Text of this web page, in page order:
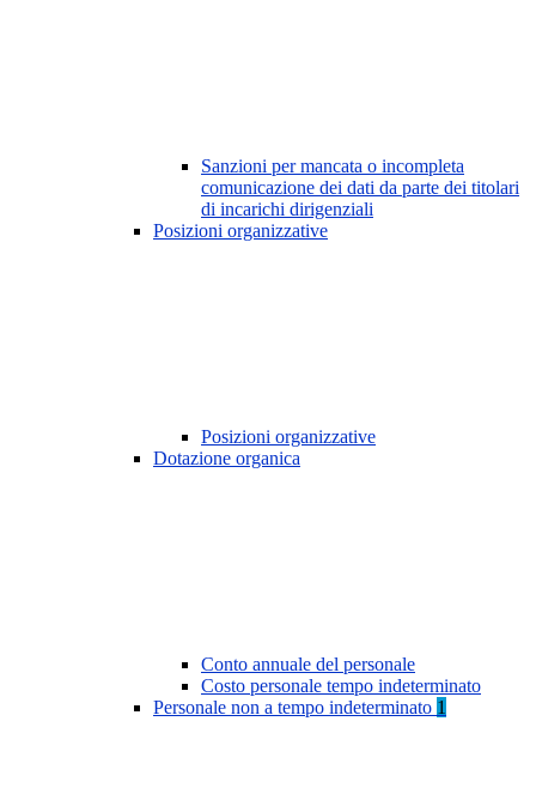
Sanzioni per mancata o incompleta
comunicazione dei dati da parte dei titolari
di incarichi dirigenziali
Posizioni organizzative
Posizioni organizzative
Dotazione organica
Conto annuale del personale
Costo personale tempo indeterminato
Personale non a tempo indeterminato 1